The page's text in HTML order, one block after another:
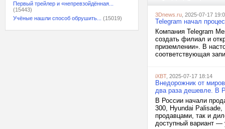
Первый трейлер и «непревзойдённая...
(15443)
Учёные нашли способ обрушить...
(15019)
3Dnews.ru , 2025-07-17
Telegram начал
Компания Telegram
создать филиал и
приземлении». В
соответствующая
iXBT, 2025-07-17 18:14
Внедорожник от
два раза дешевле. В
В России начали
300, Hyundai
продавцами, так и
доступный вариант —